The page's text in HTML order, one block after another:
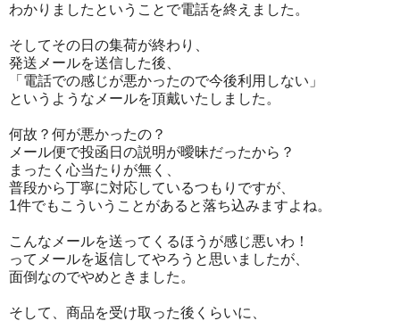
わかりましたということで電話を終えました。
そしてその日の集荷が終わり、
発送メールを送信した後、
「電話での感じが悪かったので今後利用しない」
というようなメールを頂戴いたしました。
何故？何が悪かったの？
メール便で投函日の説明が曖昧だったから？
まったく心当たりが無く、
普段から丁寧に対応しているつもりですが、
1件でもこういうことがあると落ち込みますよね。
こんなメールを送ってくるほうが感じ悪いわ！
ってメールを返信してやろうと思いましたが、
面倒なのでやめときました。
そして、商品を受け取った後くらいに、